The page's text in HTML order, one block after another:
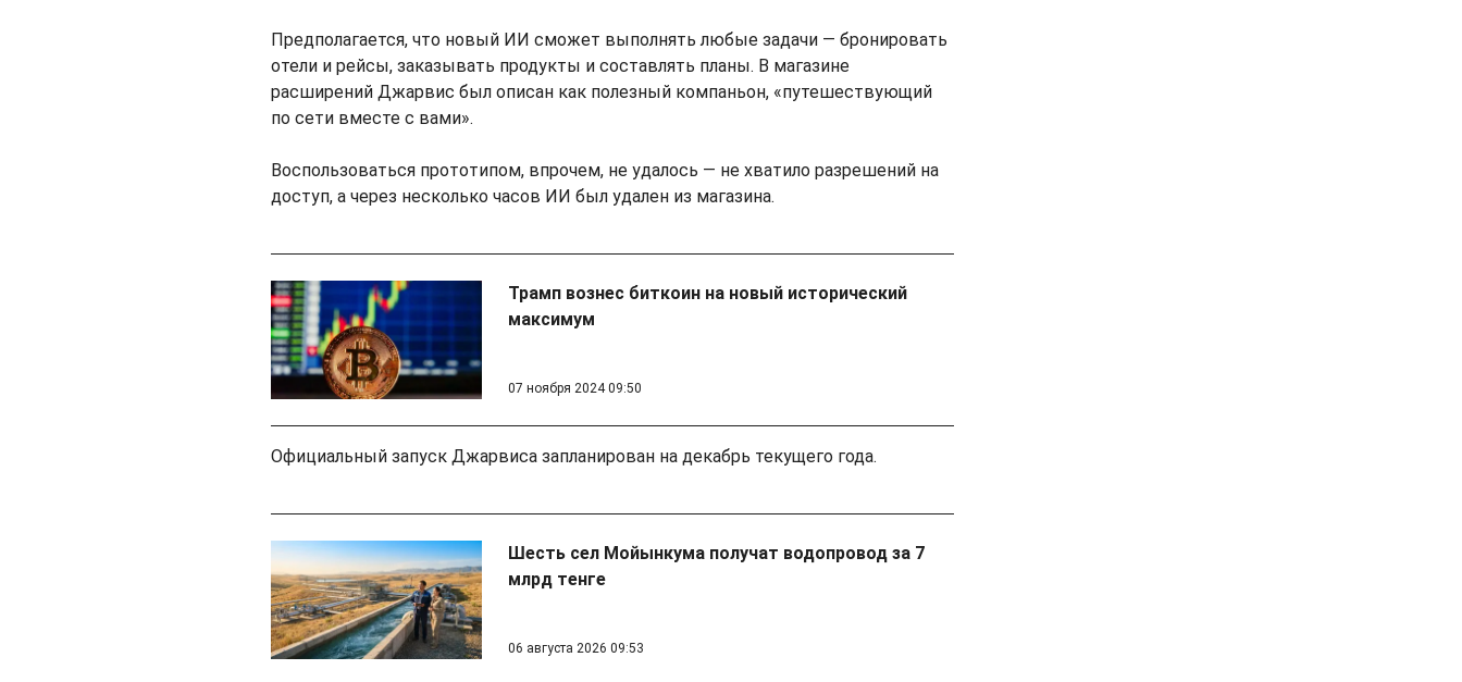
Предполагается, что новый ИИ сможет выполнять любые задачи — бронировать
отели и рейсы, заказывать продукты и составлять планы. В магазине
расширений Джарвис был описан как полезный компаньон, «путешествующий
по сети вместе с вами».
Воспользоваться прототипом, впрочем, не удалось — не хватило разрешений на
доступ, а через несколько часов ИИ был удален из магазина.
Трамп вознес биткоин на новый исторический
максимум
07 ноября 2024 09:50
Официальный запуск Джарвиса запланирован на декабрь текущего года.
Шесть сел Мойынкума получат водопровод за 7
млрд тенге
06 августа 2026 09:53